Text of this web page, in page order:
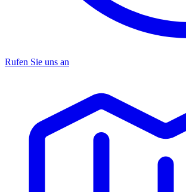
Rufen Sie uns an